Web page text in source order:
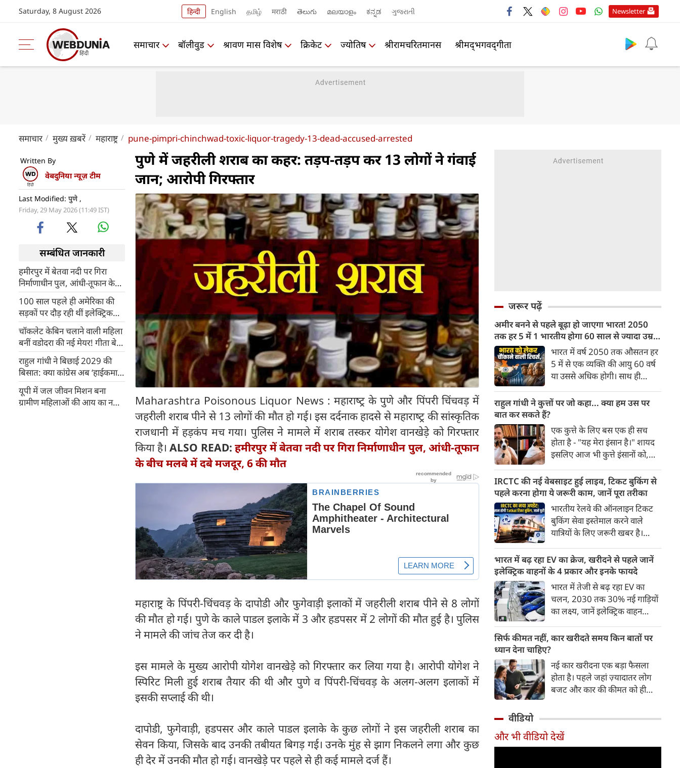
Saturday, 8 August 2026 हिन्दी English தமிழ் मराठी తెలుగు മലയാളം ಕನ್ನಡ ગુજરાતી Newsletter
समाचार बॉलीवुड श्रावण मास विशेष क्रिकेट ज्योतिष श्रीरामचरितमानस श्रीमद्‍भगवद्‍गीता
समाचार मुख्य ख़बरें महाराष्ट्र pune-pimpri-chinchwad-toxic-liquor-tragedy-13-dead-accused-arrested
Written By
वेबदुनिया न्यूज़ टीम
Last Modified: पुणे ,
Friday, 29 May 2026 (11:49 IST)
सम्बंधित जानकारी
हमीरपुर में बेतवा नदी पर गिरा
निर्माणाधीन पुल, आंधी-तूफान के
बीच मलबे में दबे मजदूर, 6 की मौत
100 साल पहले ही अमेरिका की
सड़कों पर दौड़ रही थीं इलेक्ट्रिक
कारें (EV), कैसे गायब हो गईं?
चौंकाने वाला सच
चॉकलेट केबिन चलाने वाली महिला
बनीं वडोदरा की नई मेयर! गीता बेन
मकवाना की प्रेरणादायक कहानी
जीत लेगी आपका दिल
राहुल गांधी ने बिछाई 2029 की
बिसात: क्‍या कांग्रेस अब ‘हाईकमान
मॉडल’ छोड़ क्षेत्रीय चेहरों पर
लगाएगी दांव?
यूपी में जल जीवन मिशन बना
ग्रामीण महिलाओं की आय का नया
पुणे में जहरीली शराब का कहर: तड़प-तड़प कर 13 लोगों ने गंवाई
जान; आरोपी गिरफ्तार
Maharashtra Poisonous Liquor News : महाराष्‍ट्र के पुणे और पिंपरी चिंचवड़ में
जहरीली शराब पीने से 13 लोगों की मौत हो गई। इस दर्दनाक हादसे से महाराष्‍ट्र की सांस्कृतिक
राजधानी में हड़कंप मच गया। पुलिस ने मामले में शराब तस्कर योगेश वानखेड़े को गिरफ्तार
किया है। ALSO READ: हमीरपुर में बेतवा नदी पर गिरा निर्माणाधीन पुल, आंधी-तूफान
के बीच मलबे में दबे मजदूर, 6 की मौत
महाराष्ट्र के पिंपरी-चिंचवड़ के दापोडी और फुगेवाड़ी इलाकों में जहरीली शराब पीने से 8 लोगों
की मौत हो गई। पुणे के काले पाडल इलाके में 3 और हडपसर में 2 लोगों की मौत हुई है। पुलिस
ने मामले की जांच तेज कर दी है।
इस मामले के मुख्य आरोपी योगेश वानखेड़े को गिरफ्तार कर लिया गया है। आरोपी योगेश ने
स्पिरिट मिली हुई शराब तैयार की थी और पुणे व पिंपरी-चिंचवड़ के अलग-अलग इलाकों में
इसकी सप्लाई की थी।
दापोडी, फुगेवाड़ी, हडपसर और काले पाडल इलाके के कुछ लोगों ने इस जहरीली शराब का
सेवन किया, जिसके बाद उनकी तबीयत बिगड़ गई। उनके मुंह से झाग निकलने लगा और कुछ
ही देर में उनकी मौत हो गई। वानखेड़े पर पहले से ही कई मामले दर्ज हैं।
जरूर पढ़ें
अमीर बनने से पहले बूढ़ा हो जाएगा भारत! 2050
तक हर 5 में 1 भारतीय होगा 60 साल से ज्यादा उम्र
का
भारत में वर्ष 2050 तक औसतन हर
5 में से एक व्यक्ति की आयु 60 वर्ष
या उससे अधिक होगी। साथ ही
भारत में रहेंगे। ‘ट्रांसफॉर्म रूरल
अनुसार भारत विकसित देशों के
विपरीत समृद्ध बनने से पहले ही वृद्ध
होती आबादी वाले देश की श्रेणी में
पहुंच रहा है।
राहुल गांधी ने कुत्तों पर जो कहा... क्या हम उस पर
बात कर सकते हैं?
एक कुत्ते के लिए बस एक ही सच
होता है - "यह मेरा इंसान है।" शायद
इसलिए आज भी कुत्ते इंसानों को,
भू-राजनीति से लेकर कृत्रिम
बुद्धिमत्ता, जलवायु परिवर्तन से लेकर
क्रिकेट तक हर विषय पर बहस कर
सकते हैं, तो उस जीव पर भी एक
गंभीर चर्चा बनती है जिसने किसी भी
सभ्यता से पहले इंसान का साथ चुना
था। दुर्भाग्य यह है कि आज कुत्तों के
बारे में हमारी राय पशु-चिकित्सकों,
व्यवहार वैज्ञानिकों या विशेषज्ञों से
कम... और व्हाट्सऐप यूनिवर्सिटी से
ज़्यादा बनती है।
IRCTC की नई वेबसाइट हुई लाइव, टिकट बुकिंग से
पहले करना होगा ये जरूरी काम, जानें पूरा तरीका
भारतीय रेलवे की ऑनलाइन टिकट
बुकिंग सेवा इस्तेमाल करने वाले
यात्रियों के लिए जरूरी खबर है।
वेबसाइट का बीटा वर्जन लॉन्च कर
दिया है। करीब 24 साल पुराने
इंटरफेस के बाद वेबसाइट को नए
डिजाइन और कई नए फीचर्स के साथ
अपडेट किया गया है।
भारत में बढ़ रहा EV का क्रेज, खरीदने से पहले जानें
इलेक्ट्रिक वाहनों के 4 प्रकार और इनके फायदे
भारत में तेजी से बढ़ रहा EV का
चलन, 2030 तक 30% नई गाड़ियों
का लक्ष्य, जानें इलेक्ट्रिक वाहन
200 अरब रुपए का मौका
सिर्फ कीमत नहीं, कार खरीदते समय किन बातों पर
ध्यान देना चाहिए?
नई कार खरीदना एक बड़ा फैसला
होता है। पहले जहां ज़्यादातर लोग
बजट और कार की कीमत को ही
खरीदते समय किन बातों पर ध्यान
देना चाहिए।
वीडियो
और भी वीडियो देखें